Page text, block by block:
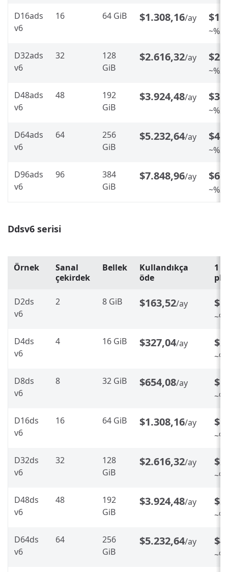
D16ads
v6
16 64 GiB $1.308,16/ay
D32ads
v6
32
128
GiB
$2.616,32/ay
D48ads
v6
48
192
GiB
$3.924,48/ay
D64ads
v6
64
256
GiB
$5.232,64/ay
D96ads
v6
96
384
GiB
$7.848,96/ay
Ddsv6 serisi
Örnek
Sanal
çekirdek
Bellek
Kullandıkça
öde
1
D2ds
v6
2 8 GiB $163,52/ay
D4ds
v6
4 16 GiB $327,04/ay
D8ds
v6
8 32 GiB $654,08/ay
D16ds
v6
16 64 GiB $1.308,16/ay
D32ds
v6
32
128
GiB
$2.616,32/ay
D48ds
v6
48
192
GiB
$3.924,48/ay
D64ds
v6
64
256
GiB
$5.232,64/ay